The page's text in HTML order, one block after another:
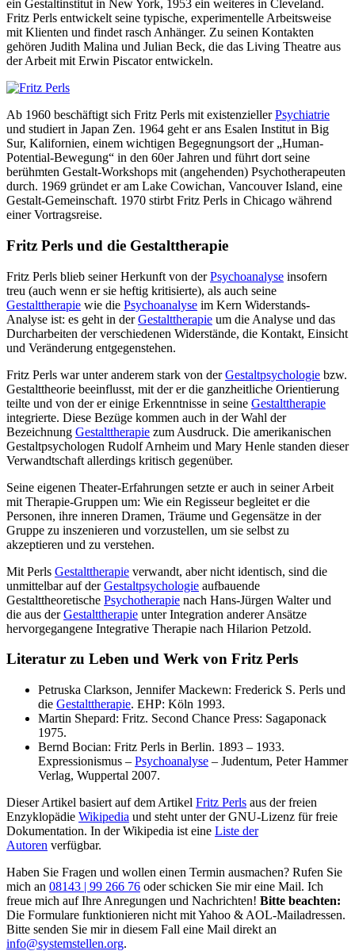
ein Gestaltinstitut in New York, 1953 ein weiteres in Cleveland.
Fritz Perls entwickelt seine typische, experimentelle Arbeitsweise
mit Klienten und findet rasch Anhänger. Zu seinen Kontakten
gehören Judith Malina und Julian Beck, die das Living Theatre aus
der Arbeit mit Erwin Piscator entwickeln.
Ab 1960 beschäftigt sich Fritz Perls mit existenziellerPsychiatrie
und studiert in Japan Zen. 1964 geht er ans Esalen Institut in Big
Sur, Kalifornien, einem wichtigen Begegnungsort der „Human-
Potential-Bewegung“ in den 60er Jahren und führt dort seine
berühmten Gestalt-Workshops mit (angehenden) Psychotherapeuten
durch. 1969 gründet er am Lake Cowichan, Vancouver Island, eine
Gestalt-Gemeinschaft. 1970 stirbt Fritz Perls in Chicago während
einer Vortragsreise.
Fritz Perls und die Gestalttherapie
Fritz Perls blieb seiner Herkunft von derPsychoanalyse insofern
treu (auch wenn er sie heftig kritisierte), als auch seine
Gestalttherapie wie die Psychoanalyse im Kern Widerstands-
Analyse ist: es geht in derGestalttherapie um die Analyse und das
Durcharbeiten der verschiedenen Widerstände, die Kontakt, Einsicht
und Veränderung entgegenstehen.
Fritz Perls war unter anderem stark von derGestaltpsychologie bzw.
Gestalttheorie beeinflusst, mit der er die ganzheitliche Orientierung
teilte und von der er einige Erkenntnisse in seine Gestalttherapie
integrierte. Diese Bezüge kommen auch in der Wahl der
Bezeichnung Gestalttherapie zum Ausdruck. Die amerikanischen
Gestaltpsychologen Rudolf Arnheim und Mary Henle standen dieser
Verwandtschaft allerdings kritisch gegenüber.
Seine eigenen Theater-Erfahrungen setzte er auch in seiner Arbeit
mit Therapie-Gruppen um: Wie ein Regisseur begleitet er die
Personen, ihre inneren Dramen, Träume und Gegensätze in der
Gruppe zu inszenieren und vorzustellen, um sie selbst zu
akzeptieren und zu verstehen.
Mit Perls Gestalttherapie verwandt, aber nicht identisch, sind die
unmittelbar auf derGestaltpsychologie aufbauende
Gestalttheoretische Psychotherapie nach Hans-Jürgen Walter und
die aus derGestalttherapie unter Integration anderer Ansätze
hervorgegangene Integrative Therapie nach Hilarion Petzold.
Literatur zu Leben und Werk von Fritz Perls
Petruska Clarkson, Jennifer Mackewn: Frederick S. Perls und
die Gestalttherapie. EHP: Köln 1993.
Martin Shepard: Fritz. Second Chance Press: Sagaponack
1975.
Bernd Bocian: Fritz Perls in Berlin. 1893 – 1933.
Expressionismus – Psychoanalyse – Judentum, Peter Hammer
Verlag, Wuppertal 2007.
Dieser Artikel basiert auf dem Artikel Fritz Perls aus der freien
Enzyklopädie Wikipedia und steht unter der GNU-Lizenz für freie
Dokumentation. In der Wikipedia ist eine Liste der
Autoren verfügbar.
Haben Sie Fragen und wollen einen Termin ausmachen? Rufen Sie
mich an 08143 | 99 266 76 oder schicken Sie mir eine Mail. Ich
freue mich auf Ihre Anregungen und Nachrichten! Bitte beachten:
Die Formulare funktionieren nicht mit Yahoo & AOL-Mailadressen.
Bitte senden Sie mir in diesem Fall eine Mail direkt an
info@systemstellen.org.